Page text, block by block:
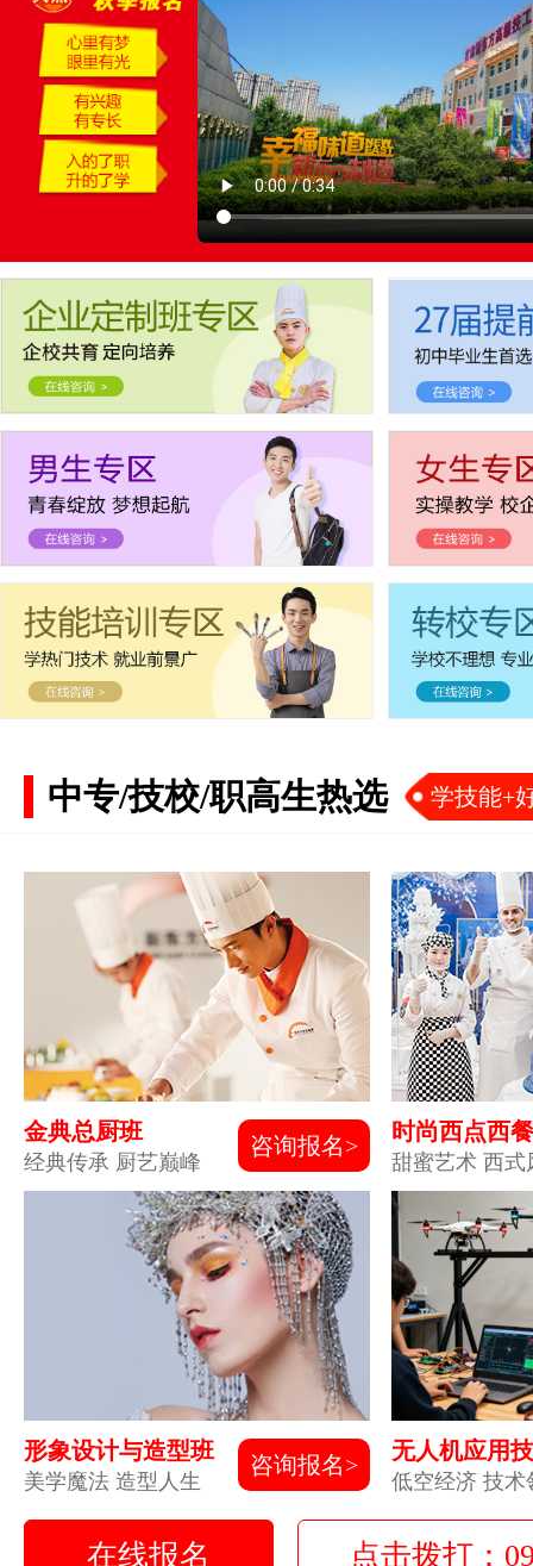
中专/技校/职高生热选 学技能+
金典总厨班
经典传承 厨艺巅峰
咨询报名>
时尚西点西
甜蜜艺术 西式
形象设计与造型班
美学魔法 造型人生
咨询报名>
无人机应用
低空经济 技术
在线报名 点击拨打：